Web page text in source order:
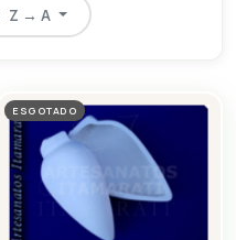
Z → A
ESGOTADO